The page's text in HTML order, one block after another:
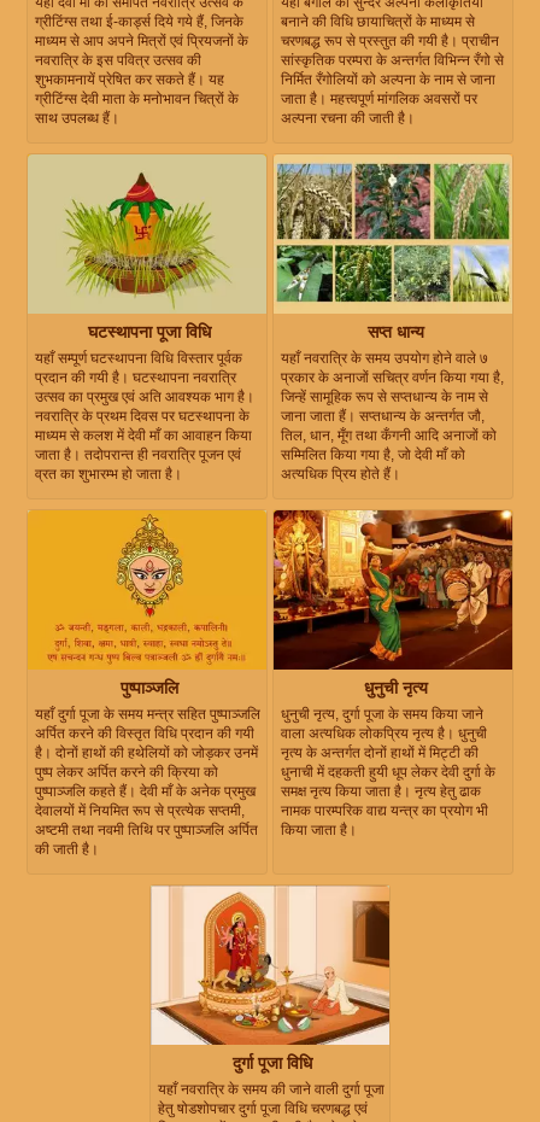
ग्रीटिंग्स तथा ई-कार्ड्स दिये गये हैं, जिनके
माध्यम से आप अपने मित्रों एवं प्रियजनों के
नवरात्रि के इस पवित्र उत्सव की
शुभकामनायें प्रेषित कर सकते हैं। यह
ग्रीटिंग्स देवी माता के मनोभावन चित्रों के
साथ उपलब्ध हैं।
बनाने की विधि छायाचित्रों के माध्यम से
चरणबद्ध रूप से प्रस्तुत की गयी है। प्राचीन
सांस्कृतिक परम्परा के अन्तर्गत विभिन्न रँगो से
निर्मित रँगोलियों को अल्पना के नाम से जाना
जाता है। महत्त्वपूर्ण मांगलिक अवसरों पर
अल्पना रचना की जाती है।
घटस्थापना पूजा विधि
यहाँ सम्पूर्ण घटस्थापना विधि विस्तार पूर्वक
प्रदान की गयी है। घटस्थापना नवरात्रि
उत्सव का प्रमुख एवं अति आवश्यक भाग है।
नवरात्रि के प्रथम दिवस पर घटस्थापना के
माध्यम से कलश में देवी माँ का आवाहन किया
जाता है। तदोपरान्त ही नवरात्रि पूजन एवं
व्रत का शुभारम्भ हो जाता है।
सप्त धान्य
यहाँ नवरात्रि के समय उपयोग होने वाले ७
प्रकार के अनाजों सचित्र वर्णन किया गया है,
जिन्हें सामूहिक रूप से सप्तधान्य के नाम से
जाना जाता हैं। सप्तधान्य के अन्तर्गत जौ,
तिल, धान, मूँग तथा कँगनी आदि अनाजों को
सम्मिलित किया गया है, जो देवी माँ को
अत्यधिक प्रिय होते हैं।
पुष्पाञ्जलि
यहाँ दुर्गा पूजा के समय मन्त्र सहित पुष्पाञ्जलि
अर्पित करने की विस्तृत विधि प्रदान की गयी
है। दोनों हाथों की हथेलियों को जोड़कर उनमें
पुष्प लेकर अर्पित करने की क्रिया को
पुष्पाञ्जलि कहते हैं। देवी माँ के अनेक प्रमुख
देवालयों में नियमित रूप से प्रत्येक सप्तमी,
अष्टमी तथा नवमी तिथि पर पुष्पाञ्जलि अर्पित
की जाती है।
धुनुची नृत्य
धुनुची नृत्य, दुर्गा पूजा के समय किया जाने
वाला अत्यधिक लोकप्रिय नृत्य है। धुनुची
नृत्य के अन्तर्गत दोनों हाथों में मिट्टी की
धुनाची में दहकती हुयी धूप लेकर देवी दुर्गा के
समक्ष नृत्य किया जाता है। नृत्य हेतु ढाक
नामक पारम्परिक वाद्य यन्त्र का प्रयोग भी
किया जाता है।
दुर्गा पूजा विधि
यहाँ नवरात्रि के समय की जाने वाली दुर्गा पूजा
हेतु षोडशोपचार दुर्गा पूजा विधि चरणबद्ध एवं